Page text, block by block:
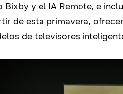
Bixby y el IA Remote, e
de esta primavera,
de televisores